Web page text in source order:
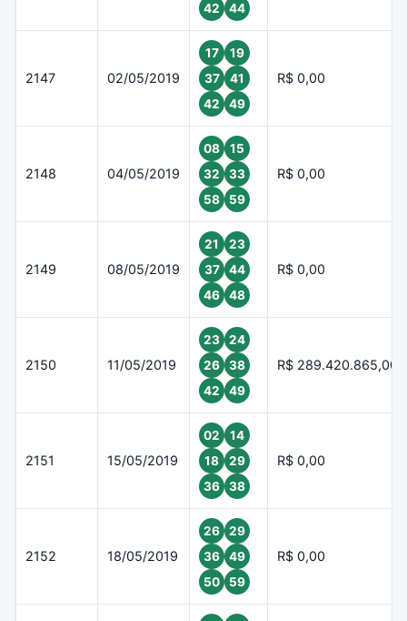
42
44
2147 02/05/2019
17
19
37
41
42
49
R$ 0,00
2148 04/05/2019
08
15
32
33
58
59
R$ 0,00
2149 08/05/2019
21
23
37
44
46
48
R$ 0,00
2150 11/05/2019
23
24
26
38
42
49
R$ 289.420.865,00
2151 15/05/2019
02
14
18
29
36
38
R$ 0,00
2152 18/05/2019
26
29
36
49
50
59
R$ 0,00